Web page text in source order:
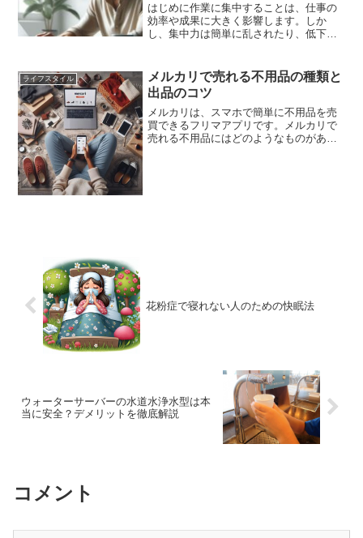
はじめに作業に集中することは、仕事の
効率や成果に大きく影響します。しか
し、集中力は簡単に乱されたり、低下し
の記事では、作業に集中するための方法
を6つご紹介します。これら...
ライフスタイル
メルカリで売れる不用品の種類と
出品のコツ
メルカリは、スマホで簡単に不用品を売
買できるフリマアプリです。メルカリで
売れる不用品にはどのようなものがある
花粉症で寝れない人のための快眠法
ウォーターサーバーの水道水浄水型は本
当に安全？デメリットを徹底解説
コメント